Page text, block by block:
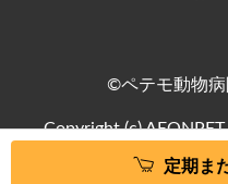
©ペテモ動物
Copyright (c) AEONPET
定期ま